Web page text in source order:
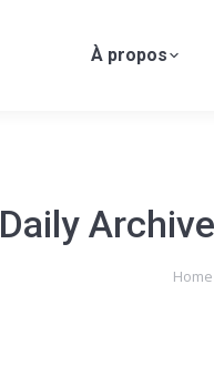
À propos
Daily
Home